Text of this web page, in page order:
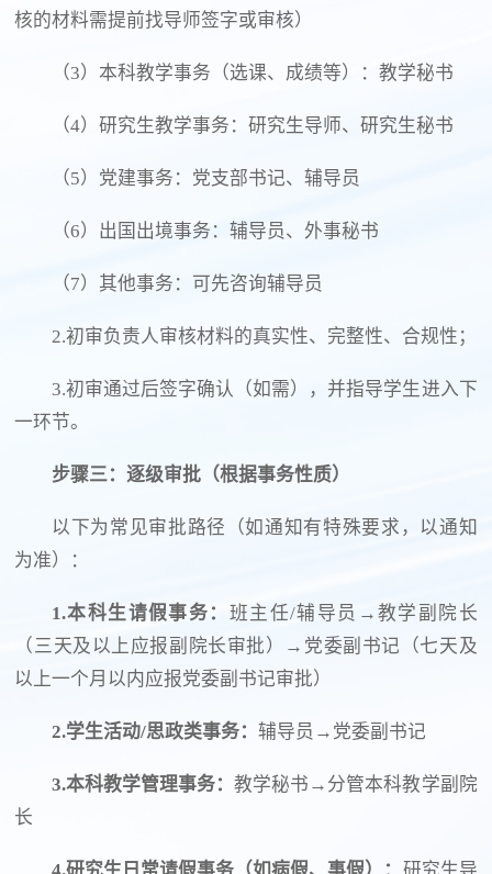
核的材料需提前找导师签字或审核）
（3）本科教学事务（选课、成绩等）：教学秘书
（4）研究生教学事务：研究生导师、研究生秘书
（5）党建事务：党支部书记、辅导员
（6）出国出境事务：辅导员、外事秘书
（7）其他事务：可先咨询辅导员
2.初审负责人审核材料的真实性、完整性、合规性；
3.初审通过后签字确认（如需），并指导学生进入下
一环节。
步骤三：逐级审批（根据事务性质）
以下为常见审批路径（如通知有特殊要求，以通知
为准）：
1.本科生请假事务： 班主任/辅导员→教学副院长
（三天及以上应报副院长审批）→党委副书记（七天及
以上一个月以内应报党委副书记审批）
2.学生活动/思政类事务：辅导员→党委副书记
3.本科教学管理事务：教学秘书→分管本科教学副院
长